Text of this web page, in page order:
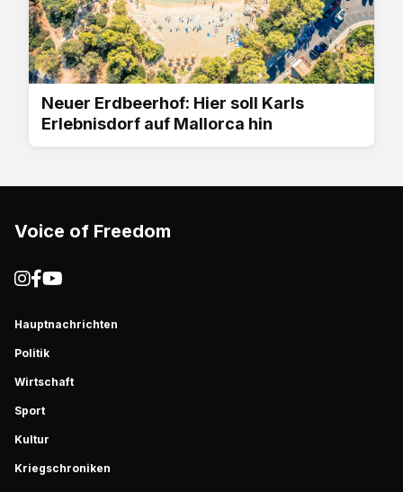
Neuer Erdbeerhof: Hier soll Karls
Erlebnisdorf auf Mallorca hin
Voice of Freedom
Hauptnachrichten
Politik
Wirtschaft
Sport
Kultur
Kriegschroniken